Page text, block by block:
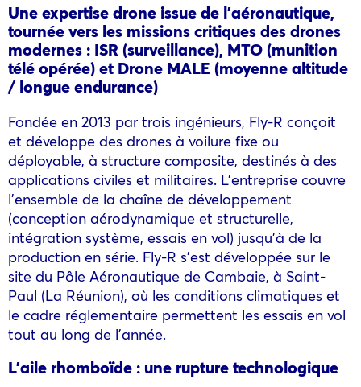
Une expertise drone issue de l’aéronautique,
tournée vers les missions critiques des drones
modernes : ISR (surveillance), MTO (munition
téléopérée) et Drone MALE (moyenne altitude
/ longue endurance)
Fondée en 2013 par trois ingénieurs, Fly-R conçoit
et développe des drones à voilure fixe ou
déployable, à structure composite, destinés à des
applications civiles et militaires. L’entreprise couvre
l’ensemble de la chaîne de développement
(conception aérodynamique et structurelle,
intégration système, essais en vol) jusqu’à de la
production en série. Fly-R s’est développée sur le
site du Pôle Aéronautique de Cambaie, à Saint-
Paul (La Réunion), où les conditions climatiques et
le cadre réglementaire permettent les essais en vol
tout au long de l’année.
L’aile rhomboïde : une rupture technologique